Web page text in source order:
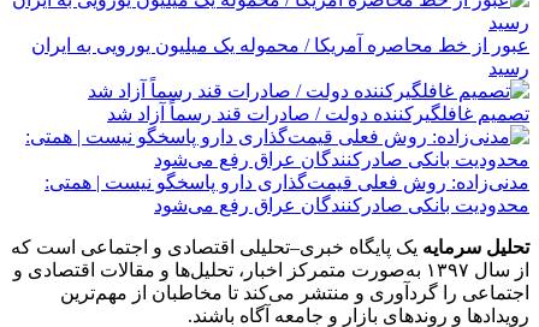
عبور از خط محاصره آمریکا / محموله یک میلیون یورویی به ایران
رسید
تصمیم غافلگیرکننده دولت / صادرات قند رسماً آزاد شد
مدنی‌زاده: روش فعلی قیمت‌گذاری دارو پاسخگو نیست | همتی:
محدودیت بانکی صادرکنندگان عراق رفع می‌شود
تحلیل سرمایه یک پایگاه خبری–تحلیلی اقتصادی و اجتماعی است که
از سال ۱۳۹۷ به‌صورت متمرکز اخبار، تحلیل‌ها و مقالات اقتصادی و
اجتماعی را گردآوری و منتشر می‌کند تا مخاطبان از مهم‌ترین
رویدادها و روندهای بازار و جامعه آگاه باشند.